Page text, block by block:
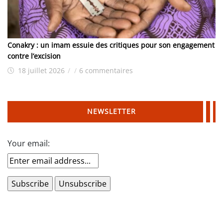
Conakry : un imam essuie des critiques pour son engagement
contre l’excision
18 juillet 2026 / / 6 commentaires
NEWSLETTER
Your email: